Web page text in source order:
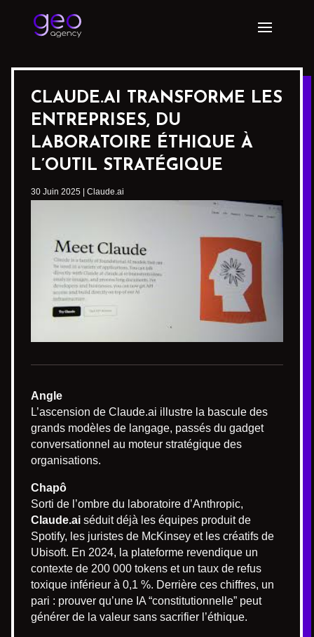
CLAUDE.AI TRANSFORME LES
ENTREPRISES, DU
LABORATOIRE ÉTHIQUE À
L’OUTIL STRATÉGIQUE
30 Juin 2025 Claude.ai
Angle
L’ascension de Claude.ai illustre la bascule des
grands modèles de langage, passés du gadget
conversationnel au moteur stratégique des
organisations.
Chapô
Sorti de l’ombre du laboratoire d’Anthropic,
Claude.ai séduit déjà les équipes produit de
Spotify, les juristes de McKinsey et les créatifs de
Ubisoft. En 2024, la plateforme revendique un
contexte de 200 000 tokens et un taux de refus
toxique inférieur à 0,1 %. Derrière ces chiffres, un
pari : prouver qu’une IA “constitutionnelle” peut
générer de la valeur sans sacrifier l’éthique.